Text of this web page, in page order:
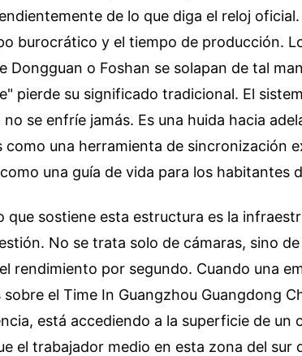
de lo que diga el reloj
burocrático y el tiempo de producción.
Dongguan o Foshan se solapan de tal
pierde su significado tradicional. El
no se enfríe jamás. Es una huida hacia
como una herramienta de sincronización
una guía de vida para los habitantes
que sostiene esta estructura es la
No se trata solo de cámaras, sino
rendimiento por segundo. Cuando una
el Time In Guangzhou Guangdong
está accediendo a la superficie de un
el trabajador medio en esta zona del sur